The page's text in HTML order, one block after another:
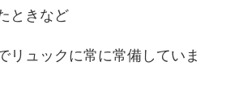
ときなど
リュックに常に常備していま